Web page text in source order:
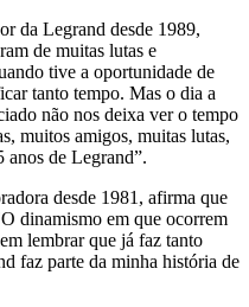
da Legrand desde 1989,
de muitas lutas e
tive a oportunidade de
tanto tempo. Mas o dia a
não nos deixa ver o tempo
muitos amigos, muitas lutas,
anos de Legrand”.
desde 1981, afirma que
dinamismo em que ocorrem
lembrar que já faz tanto
faz parte da minha história de